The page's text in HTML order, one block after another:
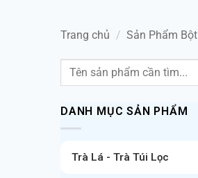
Trang chủ / Sản Phẩm Bột
Tìm
DANH MỤC SẢN PHẨM
Trà Lá - Trà Túi Lọc